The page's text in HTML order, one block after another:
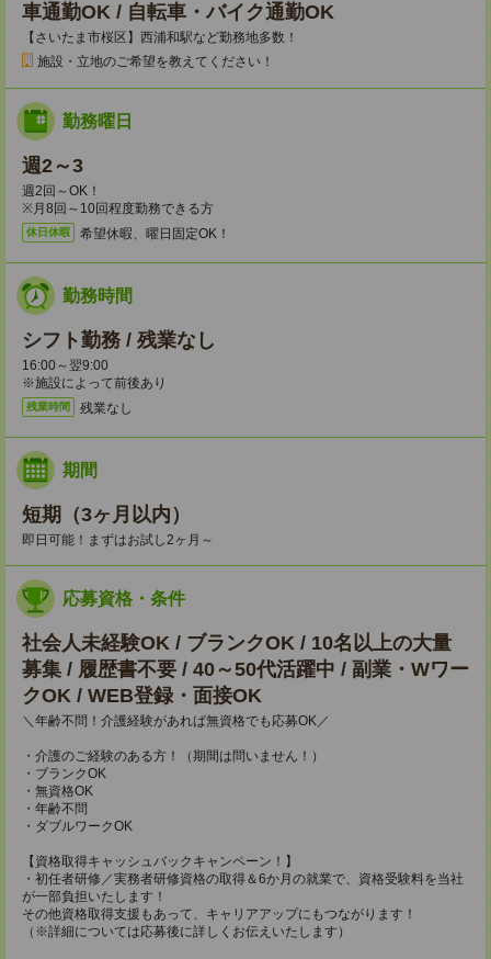
車通勤OK / 自転車・バイク通勤OK
【さいたま市桜区】西浦和駅など勤務地多数！
施設・立地のご希望を教えてください！
勤務曜日
週2～3
週2回～OK！
※月8回～10回程度勤務できる方
休日休暇 希望休暇、曜日固定OK！
勤務時間
シフト勤務 / 残業なし
16:00～翌9:00
※施設によって前後あり
残業時間 残業なし
期間
短期（3ヶ月以内）
即日可能！まずはお試し2ヶ月～
応募資格・条件
社会人未経験OK / ブランクOK / 10名以上の大量
募集 / 履歴書不要 / 40～50代活躍中 / 副業・Wワー
クOK / WEB登録・面接OK
＼年齢不問！介護経験があれば無資格でも応募OK／
・介護のご経験のある方！（期間は問いません！）
・ブランクOK
・無資格OK
・年齢不問
・ダブルワークOK
【資格取得キャッシュバックキャンペーン！】
・初任者研修／実務者研修資格の取得＆6か月の就業で、資格受験料を当社
が一部負担いたします！
その他資格取得支援もあって、キャリアアップにもつながります！
（※詳細については応募後に詳しくお伝えいたします）